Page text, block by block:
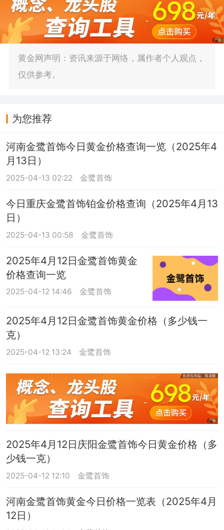
黄金网声明：资讯来源于网络，属作者个人观点，
仅供参考。
为您推荐
河南金鹭首饰今日黄金价格查询一览（2025年4
月13日）
2025-04-13 02:22 金鹭首饰
今日重庆金鹭首饰铂金价格查询（2025年4月13
日）
2025-04-13 00:58 金鹭首饰
2025年4月12日金鹭首饰黄金
价格查询一览
2025-04-12 14:46 金鹭首饰
2025年4月12日金鹭首饰黄金价格（多少钱一
克）
2025-04-12 13:24 金鹭首饰
2025年4月12日庆阳金鹭首饰今日黄金价格（多
少钱一克）
2025-04-12 12:10 金鹭首饰
河南金鹭首饰黄金今日价格一览表（2025年4月
12日）